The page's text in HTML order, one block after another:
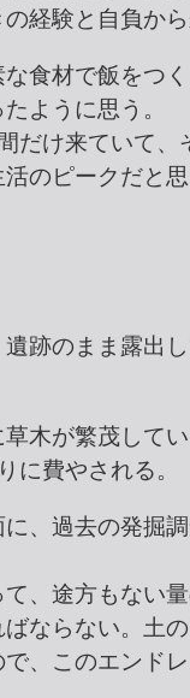
経験と自負から
食材で飯をつ
ように思う。
だけ来ていて
のピークだと思
跡のまま露出
木が繁茂して
に費やされる。
、過去の発掘
、途方もない
ならない。土
、このエンド